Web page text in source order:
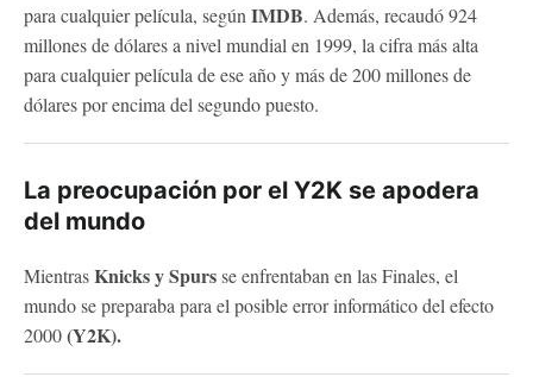
para cualquier película, segúnIMDB. Además, recaudó 924
millones de dólares a nivel mundial en 1999, la cifra más alta
para cualquier película de ese año y más de 200 millones de
dólares por encima del segundo puesto.
La preocupación por el Y2K se apodera
del mundo
MientrasKnicks y Spursse enfrentaban en las Finales, el
mundo se preparaba para el posible error informático del efecto
2000(Y2K).